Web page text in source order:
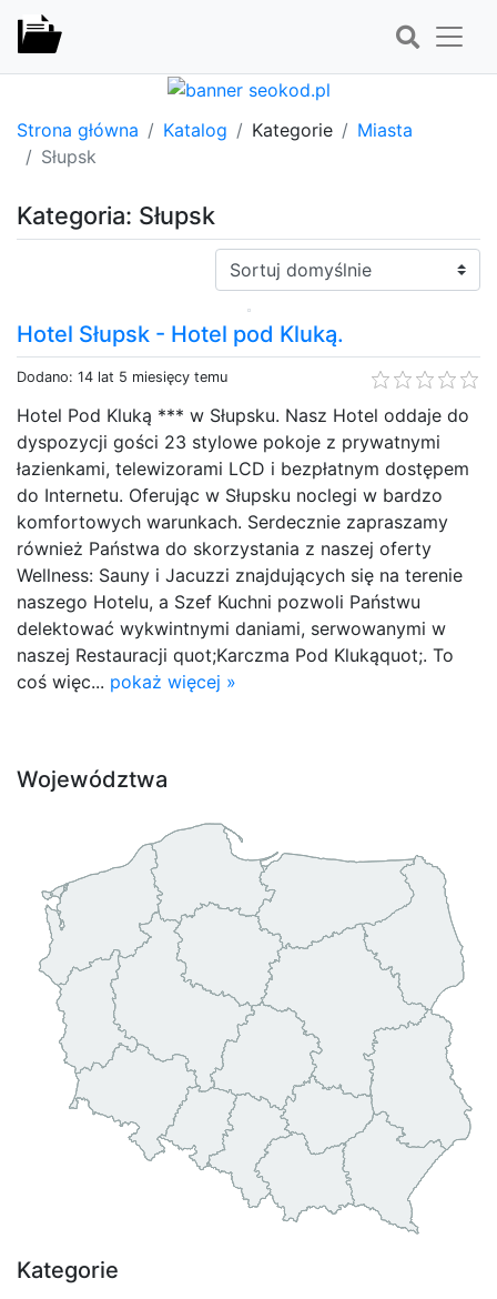
Strona główna Katalog Kategorie
Miasta
Słupsk
Kategoria: Słupsk
Sortuj:
Hotel Słupsk - Hotel pod Kluką.
Dodano: 14 lat 5 miesięcy temu
Hotel Pod Kluką *** w Słupsku. Nasz Hotel oddaje do
dyspozycji gości 23 stylowe pokoje z prywatnymi
łazienkami, telewizorami LCD i bezpłatnym dostępem
do Internetu. Oferując w Słupsku noclegi w bardzo
komfortowych warunkach. Serdecznie zapraszamy
również Państwa do skorzystania z naszej oferty
Wellness: Sauny i Jacuzzi znajdujących się na terenie
naszego Hotelu, a Szef Kuchni pozwoli Państwu
delektować wykwintnymi daniami, serwowanymi w
naszej Restauracji quot;Karczma Pod Klukąquot;. To
coś więc... pokaż więcej »
Województwa
Kategorie